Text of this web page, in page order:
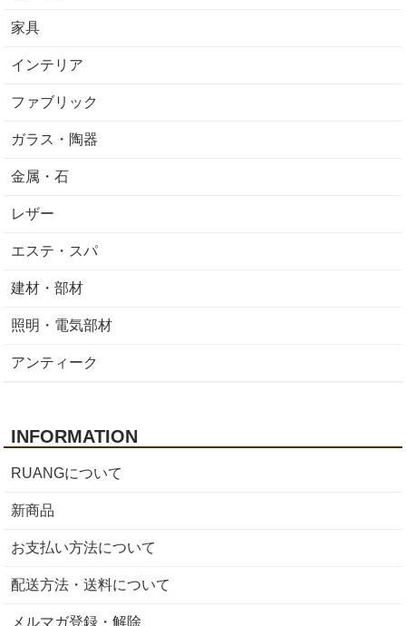
家具
インテリア
ファブリック
ガラス・陶器
金属・石
レザー
エステ・スパ
建材・部材
照明・電気部材
アンティーク
INFORMATION
RUANGについて
新商品
お支払い方法について
配送方法・送料について
メルマガ登録・解除